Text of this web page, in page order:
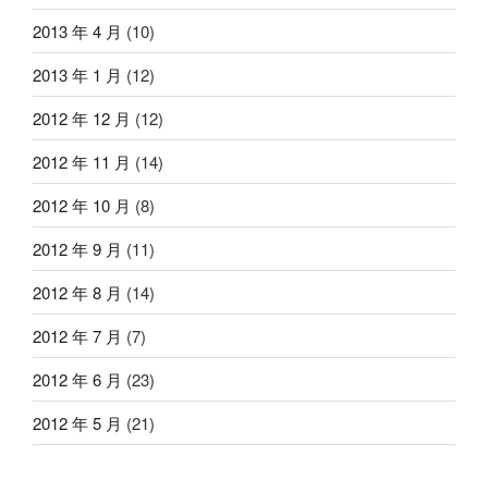
2013 年 4 月 (10)
2013 年 1 月 (12)
2012 年 12 月 (12)
2012 年 11 月 (14)
2012 年 10 月 (8)
2012 年 9 月 (11)
2012 年 8 月 (14)
2012 年 7 月 (7)
2012 年 6 月 (23)
2012 年 5 月 (21)